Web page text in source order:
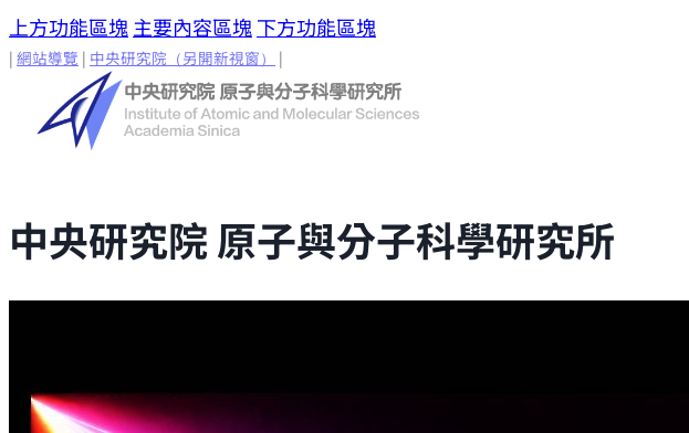
上方功能區塊 主要內容區塊 下方功能區塊
| 網站導覽 | 中央研究院 （另開新視窗） |
中央研究院 原子與分子科學研究所